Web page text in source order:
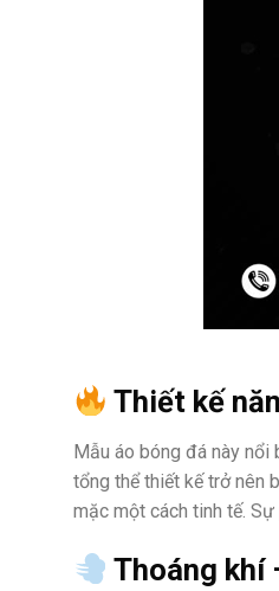
Thiết kế
Mẫu áo bóng đá này
tổng thể thiết kế trở nên
mặc một cách tinh tế.
Thoáng khí